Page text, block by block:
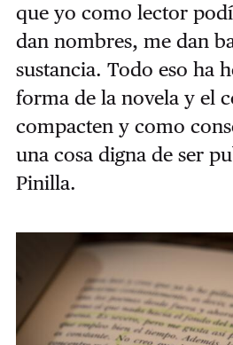
que yo como lector
dan nombres, me dan
sustancia. Todo eso ha
forma de la novela y el
compacten y como
una cosa digna de ser
Pinilla.